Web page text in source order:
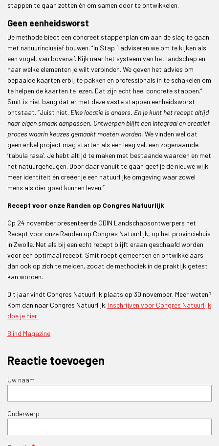
stappen te gaan zetten én om samen door te ontwikkelen.
Geen eenheidsworst
De methode biedt een concreet stappenplan om aan de slag te gaan
met natuurinclusief bouwen. “In Stap 1 adviseren we om te kijken als
een vogel, van bovenaf. Kijk naar het systeem van het landschap en
naar welke elementen je wilt verbinden. We geven het advies om
bepaalde kaarten erbij te pakken en professionals in te schakelen om
te helpen de kaarten te lezen. Dat zijn echt heel concrete stappen.”
Smit is niet bang dat er met deze vaste stappen eenheidsworst
ontstaat. “Juist niet. Elke locatie is anders. En je kunt het recept altijd
naar eigen smaak aanpassen. Ontwerpen blijft een integraal en creatief
proces waarin keuzes gemaakt moeten worden. We vinden wel dat
geen enkel project mag starten als een leeg vel, een zogenaamde
‘tabula rasa’. Je hebt altijd te maken met bestaande waarden en met
het natuurgeheugen. Door daar vanuit te gaan geef je de nieuwe wijk
meer identiteit én creëer je een natuurlijke omgeving waar zowel
mens als dier goed kunnen leven.”
Recept voor onze Randen op Congres Natuurlijk
Op 24 november presenteerde ODIN Landschapsontwerpers het
Recept voor onze Randen op Congres Natuurlijk, op het provinciehuis
in Zwolle. Net als bij een echt recept blijft eraan geschaafd worden
voor een optimaal recept. Smit roept gemeenten en ontwikkelaars
dan ook op zich te melden, zodat de methodiek in de praktijk getest
kan worden.
Dit jaar vindt Congres Natuurlijk plaats op 30 november. Meer weten?
Kom dan naar Congres Natuurlijk. Inschrijven voor Congres Natuurlijk
doe je hier.
Biind Magazine
Reactie toevoegen
Uw naam
Onderwerp